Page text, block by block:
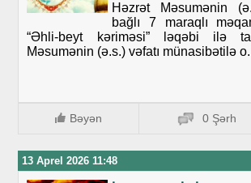
Həzrət Məsumənin
bağlı 7 maraqlı
“Əhli-beyt kəriməsi” ləqəbi ilə
Məsumənin (ə.s.) vəfatı münasibətilə
Bəyən 0 Şərh
13 Aprel 2026 11:48